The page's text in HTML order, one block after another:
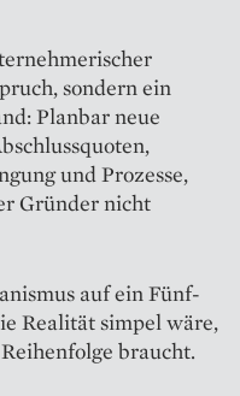
sondern ein
Planbar neue
und Prozesse,
Gründer nicht
auf ein Fünf-
Realität simpel wäre,
braucht.